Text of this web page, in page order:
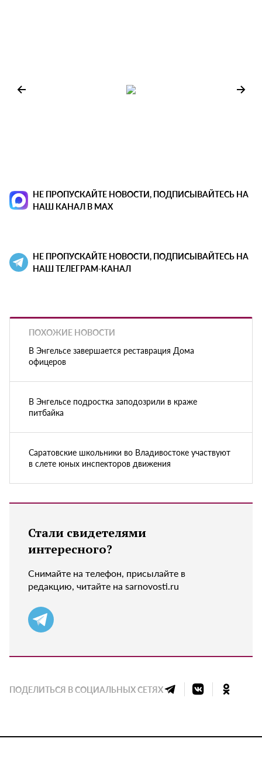
НЕ ПРОПУСКАЙТЕ НОВОСТИ, ПОДПИСЫВАЙТЕСЬ НА
НАШ КАНАЛ В MAX
НЕ ПРОПУСКАЙТЕ НОВОСТИ, ПОДПИСЫВАЙТЕСЬ НА
НАШ ТЕЛЕГРАМ-КАНАЛ
ПОХОЖИЕ НОВОСТИ
В Энгельсе завершается реставрация Дома
офицеров
В Энгельсе подростка заподозрили в краже
питбайка
Саратовские школьники во Владивостоке участвуют
в слете юных инспекторов движения
Стали свидетелями
интересного?
Снимайте на телефон, присылайте в
редакцию, читайте на sarnovosti.ru
ПОДЕЛИТЬСЯ В СОЦИАЛЬНЫХ СЕТЯХ